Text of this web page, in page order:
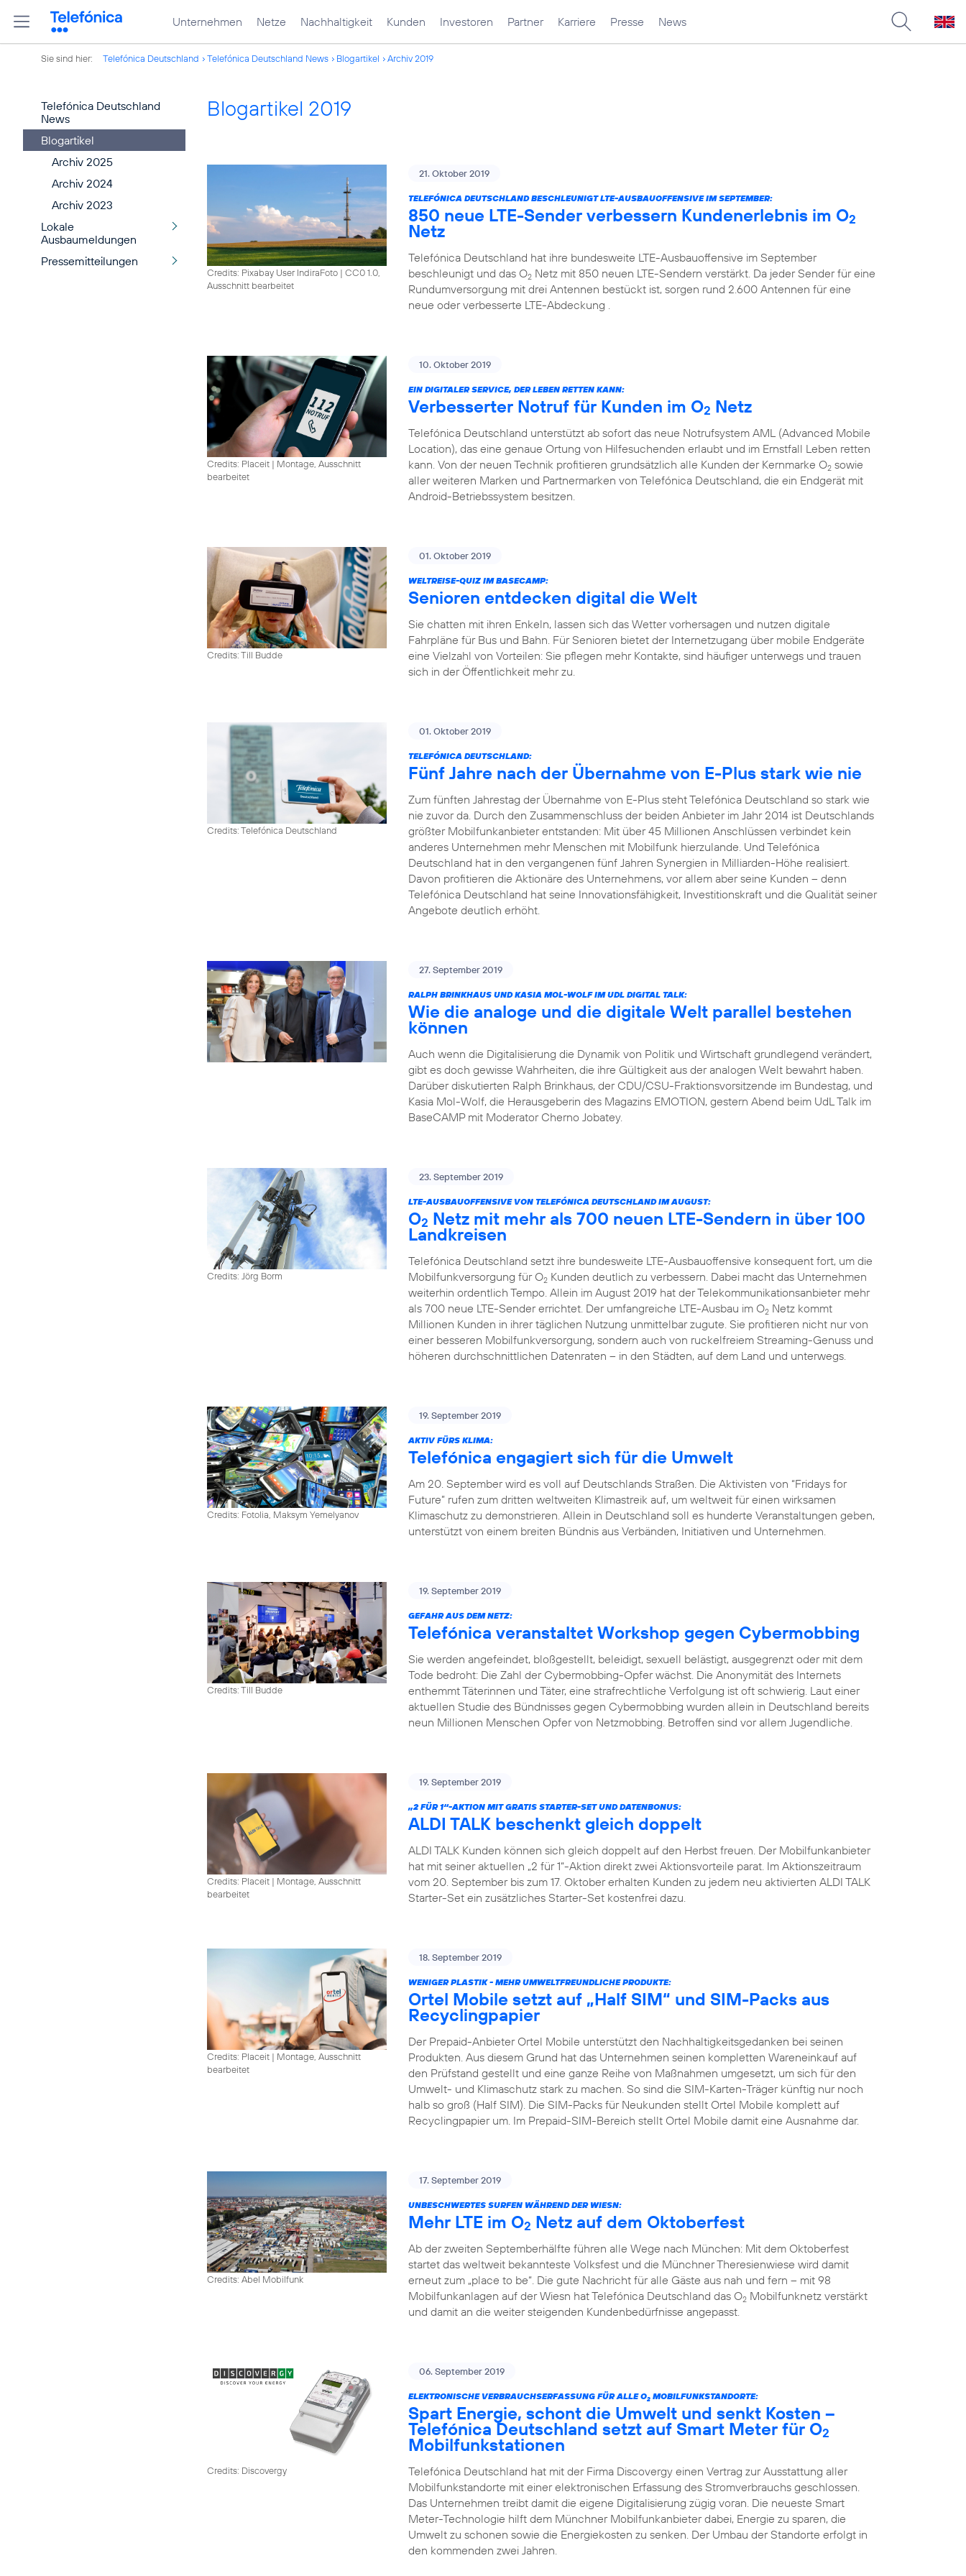
Unternehmen Netze Nachhaltigkeit Kunden Investoren Partner Karriere Presse News
Sie sind hier: Telefónica Deutschland Telefónica Deutschland News Blogartikel Archiv 2019
Telefónica Deutschland
News
Blogartikel
Archiv 2025
Archiv 2024
Archiv 2023
Lokale
Ausbaumeldungen
Pressemitteilungen
Blogartikel 2019
Credits: Pixabay User IndiraFoto | CC0 1.0,
Ausschnitt bearbeitet
21. Oktober 2019
TELEFÓNICA DEUTSCHLAND BESCHLEUNIGT LTE-AUSBAUOFFENSIVE IM SEPTEMBER:
850 neue LTE-Sender verbessern Kundenerlebnis im O2
Netz
Telefónica Deutschland hat ihre bundesweite LTE-Ausbauoffensive im September
beschleunigt und das O2 Netz mit 850 neuen LTE-Sendern verstärkt. Da jeder Sender für eine
Rundumversorgung mit drei Antennen bestückt ist, sorgen rund 2.600 Antennen für eine
neue oder verbesserte LTE-Abdeckung .
Credits: Placeit | Montage, Ausschnitt
bearbeitet
10. Oktober 2019
EIN DIGITALER SERVICE, DER LEBEN RETTEN KANN:
Verbesserter Notruf für Kunden im O2 Netz
Telefónica Deutschland unterstützt ab sofort das neue Notrufsystem AML (Advanced Mobile
Location), das eine genaue Ortung von Hilfesuchenden erlaubt und im Ernstfall Leben retten
kann. Von der neuen Technik profitieren grundsätzlich alle Kunden der Kernmarke O2 sowie
aller weiteren Marken und Partnermarken von Telefónica Deutschland, die ein Endgerät mit
Android-Betriebssystem besitzen.
Credits: Till Budde
01. Oktober 2019
WELTREISE-QUIZ IM BASECAMP:
Senioren entdecken digital die Welt
Sie chatten mit ihren Enkeln, lassen sich das Wetter vorhersagen und nutzen digitale
Fahrpläne für Bus und Bahn. Für Senioren bietet der Internetzugang über mobile Endgeräte
eine Vielzahl von Vorteilen: Sie pflegen mehr Kontakte, sind häufiger unterwegs und trauen
sich in der Öffentlichkeit mehr zu.
Credits: Telefónica Deutschland
01. Oktober 2019
TELEFÓNICA DEUTSCHLAND:
Fünf Jahre nach der Übernahme von E-Plus stark wie nie
Zum fünften Jahrestag der Übernahme von E-Plus steht Telefónica Deutschland so stark wie
nie zuvor da. Durch den Zusammenschluss der beiden Anbieter im Jahr 2014 ist Deutschlands
größter Mobilfunkanbieter entstanden: Mit über 45 Millionen Anschlüssen verbindet kein
anderes Unternehmen mehr Menschen mit Mobilfunk hierzulande. Und Telefónica
Deutschland hat in den vergangenen fünf Jahren Synergien in Milliarden-Höhe realisiert.
Davon profitieren die Aktionäre des Unternehmens, vor allem aber seine Kunden – denn
Telefónica Deutschland hat seine Innovationsfähigkeit, Investitionskraft und die Qualität seiner
Angebote deutlich erhöht.
27. September 2019
RALPH BRINKHAUS UND KASIA MOL-WOLF IM UDL DIGITAL TALK:
Wie die analoge und die digitale Welt parallel bestehen
können
Auch wenn die Digitalisierung die Dynamik von Politik und Wirtschaft grundlegend verändert,
gibt es doch gewisse Wahrheiten, die ihre Gültigkeit aus der analogen Welt bewahrt haben.
Darüber diskutierten Ralph Brinkhaus, der CDU/CSU-Fraktionsvorsitzende im Bundestag, und
Kasia Mol-Wolf, die Herausgeberin des Magazins EMOTION, gestern Abend beim UdL Talk im
BaseCAMP mit Moderator Cherno Jobatey.
Credits: Jörg Borm
23. September 2019
LTE-AUSBAUOFFENSIVE VON TELEFÓNICA DEUTSCHLAND IM AUGUST:
O2 Netz mit mehr als 700 neuen LTE-Sendern in über 100
Landkreisen
Telefónica Deutschland setzt ihre bundesweite LTE-Ausbauoffensive konsequent fort, um die
Mobilfunkversorgung für O2 Kunden deutlich zu verbessern. Dabei macht das Unternehmen
weiterhin ordentlich Tempo. Allein im August 2019 hat der Telekommunikationsanbieter mehr
als 700 neue LTE-Sender errichtet. Der umfangreiche LTE-Ausbau im O2 Netz kommt
Millionen Kunden in ihrer täglichen Nutzung unmittelbar zugute. Sie profitieren nicht nur von
einer besseren Mobilfunkversorgung, sondern auch von ruckelfreiem Streaming-Genuss und
höheren durchschnittlichen Datenraten – in den Städten, auf dem Land und unterwegs.
Credits: Fotolia, Maksym Yemelyanov
19. September 2019
AKTIV FÜRS KLIMA:
Telefónica engagiert sich für die Umwelt
Am 20. September wird es voll auf Deutschlands Straßen. Die Aktivisten von “Fridays for
Future” rufen zum dritten weltweiten Klimastreik auf, um weltweit für einen wirksamen
Klimaschutz zu demonstrieren. Allein in Deutschland soll es hunderte Veranstaltungen geben,
unterstützt von einem breiten Bündnis aus Verbänden, Initiativen und Unternehmen.
Credits: Till Budde
19. September 2019
GEFAHR AUS DEM NETZ:
Telefónica veranstaltet Workshop gegen Cybermobbing
Sie werden angefeindet, bloßgestellt, beleidigt, sexuell belästigt, ausgegrenzt oder mit dem
Tode bedroht: Die Zahl der Cybermobbing-Opfer wächst. Die Anonymität des Internets
enthemmt Täterinnen und Täter, eine strafrechtliche Verfolgung ist oft schwierig. Laut einer
aktuellen Studie des Bündnisses gegen Cybermobbing wurden allein in Deutschland bereits
neun Millionen Menschen Opfer von Netzmobbing. Betroffen sind vor allem Jugendliche.
Credits: Placeit | Montage, Ausschnitt
bearbeitet
19. September 2019
„2 FÜR 1“-AKTION MIT GRATIS STARTER-SET UND DATENBONUS:
ALDI TALK beschenkt gleich doppelt
ALDI TALK Kunden können sich gleich doppelt auf den Herbst freuen. Der Mobilfunkanbieter
hat mit seiner aktuellen „2 für 1“-Aktion direkt zwei Aktionsvorteile parat. Im Aktionszeitraum
vom 20. September bis zum 17. Oktober erhalten Kunden zu jedem neu aktivierten ALDI TALK
Starter-Set ein zusätzliches Starter-Set kostenfrei dazu.
Credits: Placeit | Montage, Ausschnitt
bearbeitet
18. September 2019
WENIGER PLASTIK - MEHR UMWELTFREUNDLICHE PRODUKTE:
Ortel Mobile setzt auf „Half SIM“ und SIM-Packs aus
Recyclingpapier
Der Prepaid-Anbieter Ortel Mobile unterstützt den Nachhaltigkeitsgedanken bei seinen
Produkten. Aus diesem Grund hat das Unternehmen seinen kompletten Wareneinkauf auf
den Prüfstand gestellt und eine ganze Reihe von Maßnahmen umgesetzt, um sich für den
Umwelt- und Klimaschutz stark zu machen. So sind die SIM-Karten-Träger künftig nur noch
halb so groß (Half SIM). Die SIM-Packs für Neukunden stellt Ortel Mobile komplett auf
Recyclingpapier um. Im Prepaid-SIM-Bereich stellt Ortel Mobile damit eine Ausnahme dar.
Credits: Abel Mobilfunk
17. September 2019
UNBESCHWERTES SURFEN WÄHREND DER WIESN:
Mehr LTE im O2 Netz auf dem Oktoberfest
Ab der zweiten Septemberhälfte führen alle Wege nach München: Mit dem Oktoberfest
startet das weltweit bekannteste Volksfest und die Münchner Theresienwiese wird damit
erneut zum „place to be“. Die gute Nachricht für alle Gäste aus nah und fern – mit 98
Mobilfunkanlagen auf der Wiesn hat Telefónica Deutschland das O2 Mobilfunknetz verstärkt
und damit an die weiter steigenden Kundenbedürfnisse angepasst.
Credits: Discovergy
06. September 2019
ELEKTRONISCHE VERBRAUCHSERFASSUNG FÜR ALLE O2 MOBILFUNKSTANDORTE:
Spart Energie, schont die Umwelt und senkt Kosten –
Telefónica Deutschland setzt auf Smart Meter für O2
Mobilfunkstationen
Telefónica Deutschland hat mit der Firma Discovergy einen Vertrag zur Ausstattung aller
Mobilfunkstandorte mit einer elektronischen Erfassung des Stromverbrauchs geschlossen.
Das Unternehmen treibt damit die eigene Digitalisierung zügig voran. Die neueste Smart
Meter-Technologie hilft dem Münchner Mobilfunkanbieter dabei, Energie zu sparen, die
Umwelt zu schonen sowie die Energiekosten zu senken. Der Umbau der Standorte erfolgt in
den kommenden zwei Jahren.